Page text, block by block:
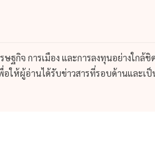
ฐกิจ การเมือง และการลงทุนอย่างใกล้ชิ
อให้ผู้อ่านได้รับข่าวสารที่รอบด้านและเป็